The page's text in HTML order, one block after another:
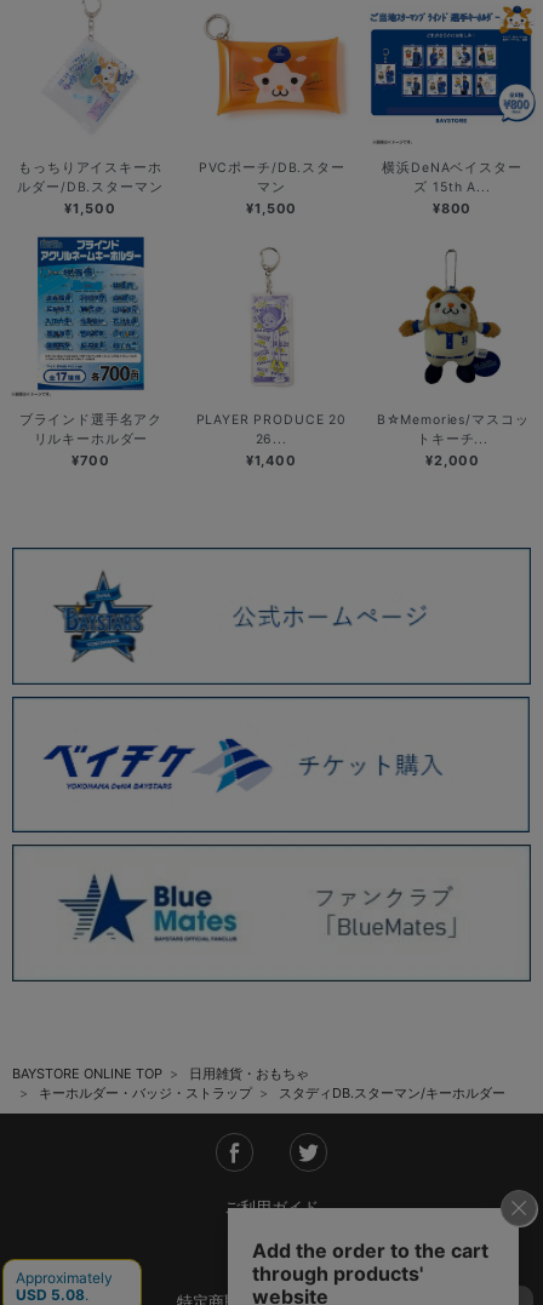
もっちりアイスキーホ
ルダー/DB.スターマン
¥1,500
PVCポーチ/DB.スター
マン
¥1,500
横浜DeNAベイスター
ズ 15th A...
¥800
ブラインド選手名アク
リルキーホルダー
¥700
PLAYER PRODUCE 20
26...
¥1,400
B☆Memories/マスコッ
トキーチ...
¥2,000
BAYSTORE ONLINE TOP
日用雑貨・おもちゃ
キーホルダー・バッジ・ストラップ
スタディDB.スターマン/キーホルダー
ご利用ガイド
会社概要